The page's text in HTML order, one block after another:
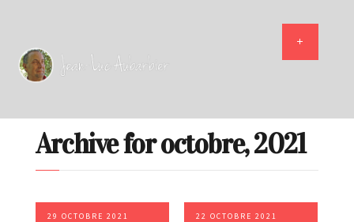
Archive for octobre, 2021
29 OCTOBRE 2021 22 OCTOBRE 2021